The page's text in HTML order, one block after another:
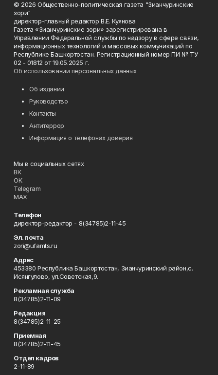
© 2026 Общественно-политическая газета "Зианчуринские
зори"
директор-главный редактор В.Е. Куянова
Газета «Зианчуринские зори» зарегистрирована в
Управлении Федеральной службы по надзору в сфере связи,
информационных технологий и массовых коммуникаций по
Республике Башкортостан. Регистрационный номер ПИ № ТУ
02 - 01812 от 19.05.2025 г.
Об использовании персональных данных
Об издании
Руководство
Контакты
Антитеррор
Информация о телефонах доверия
Мы в социальных сетях
ВК
ОК
Telegram
MAX
Телефон
директор-редактор - 8(34785)2-11-45
Эл. почта
zori@ufamts.ru
Адрес
453380 Республика Башкортостан, Зианчуринский район,с.
Исянгулово, ул.Советская,9.
Рекламная служба
8(34785)2-11-09
Редакция
8(34785)2-11-25
Приемная
8(34785)2-11-45
Отдел кадров
2-11-89